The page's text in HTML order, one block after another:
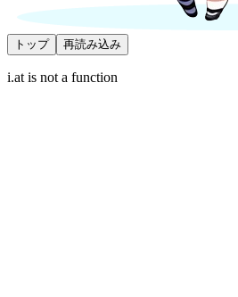
トップ 再読み込み
i.at is not a function